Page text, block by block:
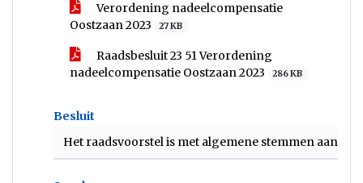
Verordening nadeelcompensatie
Oostzaan 2023
27 KB
Raadsbesluit 23 51 Verordening
nadeelcompensatie Oostzaan 2023
286 KB
Besluit
Het raadsvoorstel is met algemene stemmen